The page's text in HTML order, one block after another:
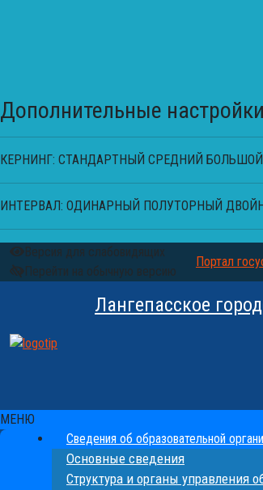
Дополнительные настройки
КЕРНИНГ: СТАНДАРТНЫЙ СРЕДНИЙ БОЛЬШОЙ
ИНТЕРВАЛ: ОДИНАРНЫЙ ПОЛУТОРНЫЙ
Версия для слабовидящих
Перейти на обычную версию
Портал
Лангепасское
МЕНЮ
Сведения об образовательной
Основные сведения
Структура и органы управления